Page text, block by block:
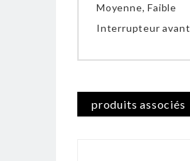
Moyenne, Faible
Interrupteur avant
produits associés